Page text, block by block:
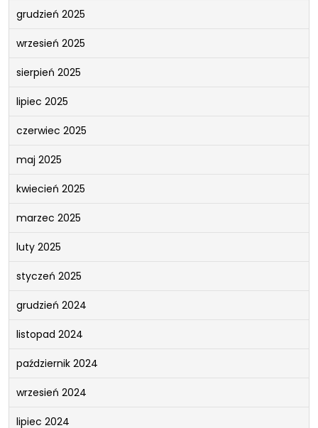
grudzień 2025
wrzesień 2025
sierpień 2025
lipiec 2025
czerwiec 2025
maj 2025
kwiecień 2025
marzec 2025
luty 2025
styczeń 2025
grudzień 2024
listopad 2024
październik 2024
wrzesień 2024
lipiec 2024